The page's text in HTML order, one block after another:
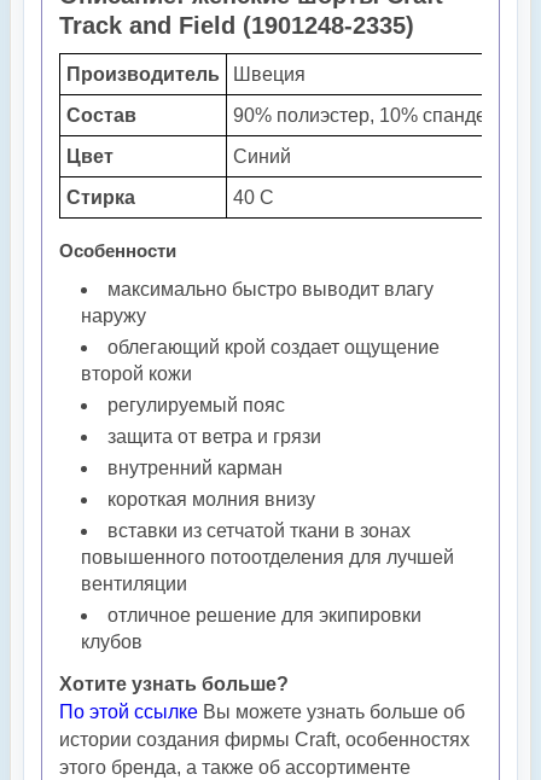
Track and Field (1901248-2335)
Производитель
Швеция
Состав
90% полиэстер, 10% спандекс
Цвет
Синий
Стирка
40 С
Особенности
максимально быстро выводит влагу
наружу
облегающий крой создает ощущение
второй кожи
регулируемый пояс
защита от ветра и грязи
внутренний карман
короткая молния внизу
вставки из сетчатой ткани в зонах
повышенного потоотделения для лучшей
вентиляции
отличное решение для экипировки
клубов
Хотите узнать больше?
По этой ссылке Вы можете узнать больше об
истории создания фирмы Craft, особенностях
этого бренда, а также об ассортименте